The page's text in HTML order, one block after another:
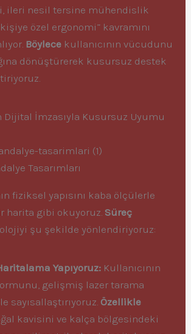
ileri nesil tersine mühendislik
özel ergonomi” kavramını
Böylece kullanıcının vücudunu
dönüştürerek kusursuz destek
İmzasıyla Kusursuz Uyumu
Tasarımları
fiziksel yapısını kaba ölçülerle
harita gibi okuyoruz. Süreç
şu şekilde yönlendiriyoruz:
Yapıyoruz: Kullanıcının
gelişmiş lazer tarama
sayısallaştırıyoruz. Özellikle
kavisini ve kalça bölgesindeki